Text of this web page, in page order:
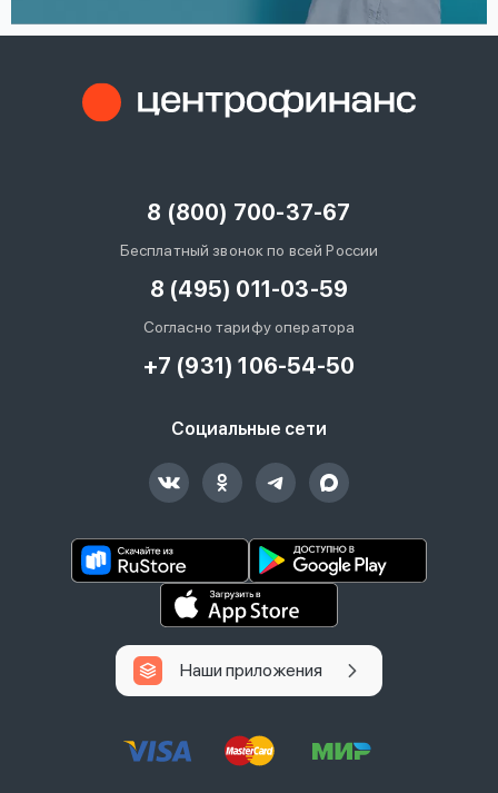
8 (800) 700-37-67
Бесплатный звонок по всей России
8 (495) 011-03-59
Согласно тарифу оператора
+7 (931) 106-54-50
Социальные сети
Наши приложения